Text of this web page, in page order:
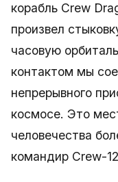
корабль Crew
произвел
часовую
контактом мы
непрерывного
космосе. Это
человечества
командир Crew-